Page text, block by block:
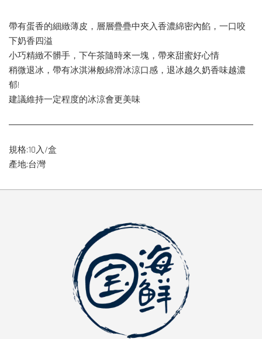
帶有蛋香的細緻薄皮，層層疊疊中夾入香濃綿密內餡，一口咬
下奶香四溢
小巧精緻不髒手，下午茶隨時來一塊，帶來甜蜜好心情
稍微退冰，帶有冰淇淋般綿滑冰涼口感，退冰越久奶香味越濃
郁!
建議維持一定程度的冰涼會更美味
規格:10入/盒
產地:台灣